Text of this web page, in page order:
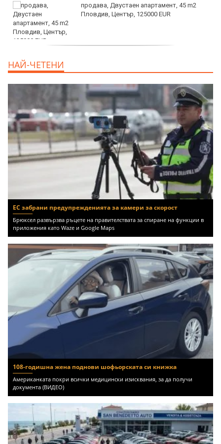
продава, Двустаен апартамент, 45 m2
Пловдив, Център, 125000 EUR
НАЙ-ЧЕТЕНИ
ЕС забрани предупрежденията за камери за скорост
Брюксел развързва ръцете на правителствата за спиране на функции в
приложения като Waze и Google Maps
108-годишна жена поднови шофьорската си книжка
Американката покри всички медицински изисквания, за да получи
документа (ВИДЕО)